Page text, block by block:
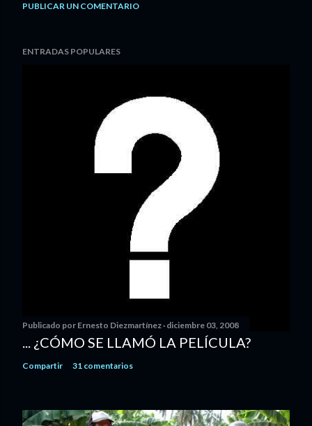
PUBLICAR UN COMENTARIO
ENTRADAS POPULARES
Publicado por Ernesto Diezmartínez diciembre 03, 2008
... ¿CÓMO SE LLAMÓ LA PELÍCULA?
Compartir 31 comentarios